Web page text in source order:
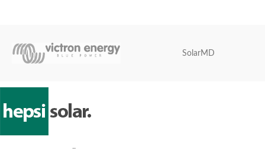
SolarMD